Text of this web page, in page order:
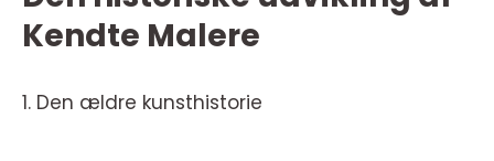
Kendte Malere
1. Den ældre kunsthistorie